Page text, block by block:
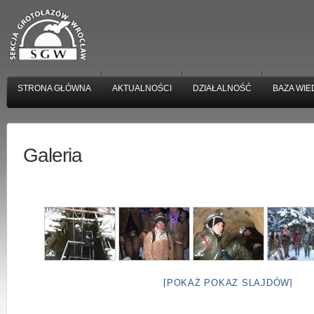
STRONA GŁÓWNA AKTUALNOŚCI DZIAŁALNOŚĆ BAZA
Galeria
[POKAŻ POKAZ SLAJDÓW]